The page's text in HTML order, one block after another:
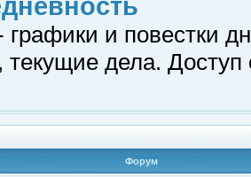
графики и повестки
текущие дела.
Форум